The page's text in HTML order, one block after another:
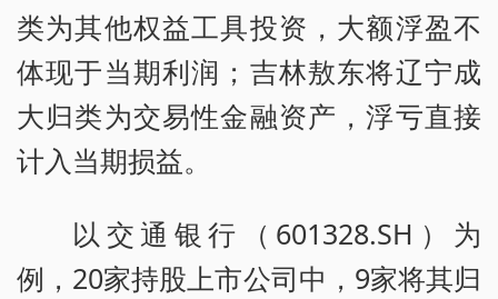
类为其他权益工具投资，大额浮盈不
体现于当期利润；吉林敖东将辽宁成
大归类为交易性金融资产，浮亏直接
计入当期损益。
以交通银行（601328.SH）为
例，20家持股上市公司中，9家将其归